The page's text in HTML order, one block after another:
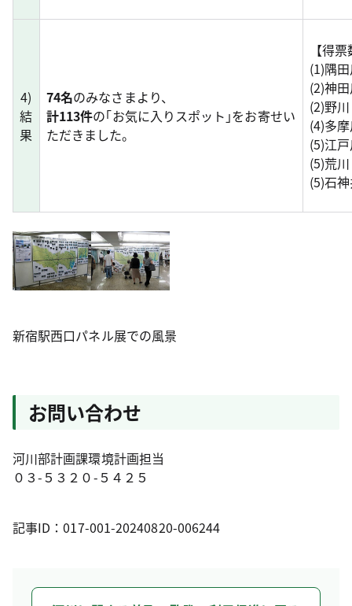
4)
結
果
74名のみなさまより、
計113件の｢お気に入りスポット｣をお寄せい
ただきました。
【得
(1)隅
(2)神
(2)野
(4)多
(5)江
(5)荒
(5)石
新宿駅西口パネル展での風景
お問い合わせ
河川部計画課環境計画担当
０３-５３２０-５４２５
記事ID：017-001-20240820-006244